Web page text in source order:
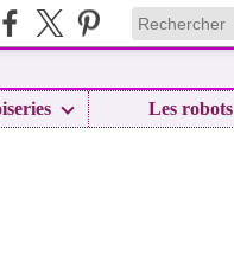
Les robots